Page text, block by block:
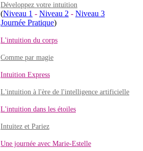
Développez votre intuition
(Niveau 1 - Niveau 2 - Niveau 3
Journée Pratique)
L'intuition du corps
Comme par magie
Intuition Express
L'intuition à l'ère de l'intelligence artificielle
L'intuition dans les étoiles
Intuitez et Pariez
Une journée avec Marie-Estelle